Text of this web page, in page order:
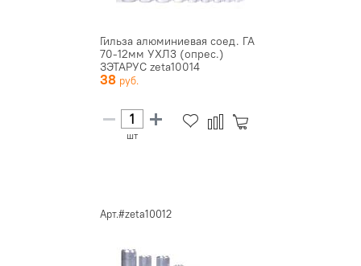
Гильза алюминиевая соед. ГА
70-12мм УХЛ3 (опрес.)
ЗЭТАРУС zeta10014
38
шт
Арт.#zeta10012